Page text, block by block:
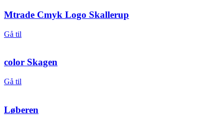
Mtrade Cmyk Logo Skallerup
Gå til
color Skagen
Gå til
Løberen